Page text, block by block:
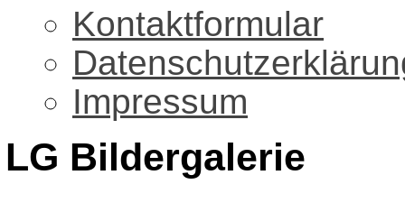
Kontaktformular
Impressum
LG Bildergalerie